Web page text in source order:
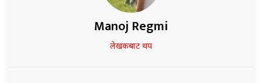
Manoj Regmi
लेखकबाट थप